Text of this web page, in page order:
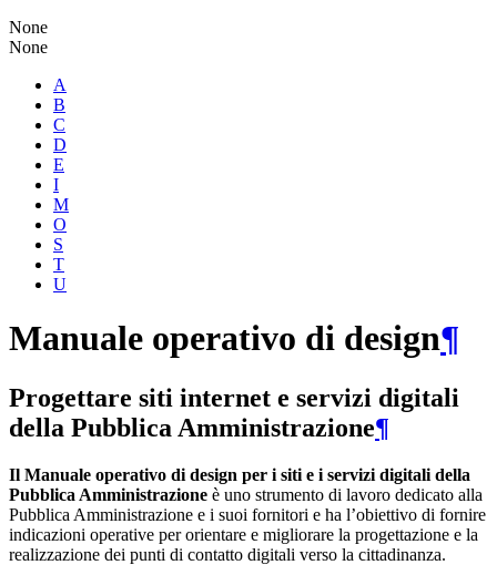
None
None
A
B
C
D
E
I
M
O
S
T
U
Manuale operativo di design¶
Progettare siti internet e servizi digitali
della Pubblica Amministrazione¶
Il Manuale operativo di design per i siti e i servizi digitali della
Pubblica Amministrazione è uno strumento di lavoro dedicato alla
Pubblica Amministrazione e i suoi fornitori e ha l’obiettivo di fornire
indicazioni operative per orientare e migliorare la progettazione e la
realizzazione dei punti di contatto digitali verso la cittadinanza.